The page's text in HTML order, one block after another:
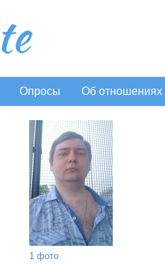
Опросы Об отношениях
1 фото